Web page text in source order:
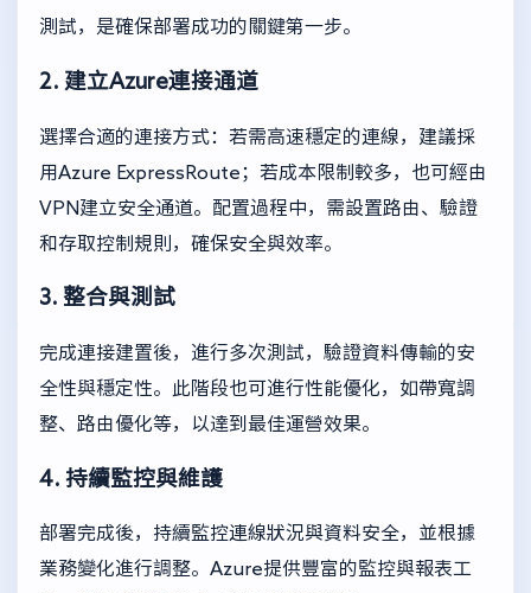
測試，是確保部署成功的關鍵第一步。
2. 建立Azure連接通道
選擇合適的連接方式：若需高速穩定的連線，建議採
用Azure ExpressRoute；若成本限制較多，也可經由
VPN建立安全通道。配置過程中，需設置路由、驗證
和存取控制規則，確保安全與效率。
3. 整合與測試
完成連接建置後，進行多次測試，驗證資料傳輸的安
全性與穩定性。此階段也可進行性能優化，如帶寬調
整、路由優化等，以達到最佳運營效果。
4. 持續監控與維護
部署完成後，持續監控連線狀況與資料安全，並根據
業務變化進行調整。Azure提供豐富的監控與報表工